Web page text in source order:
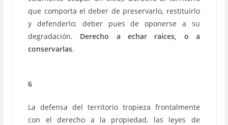
que comporta el deber de preservarlo, restituirlo
y defenderlo; deber pues de oponerse a su
degradación. Derecho a echar raíces, o a
conservarlas.
6
La defensa del territorio tropieza frontalmente
con el derecho a la propiedad, las leyes de